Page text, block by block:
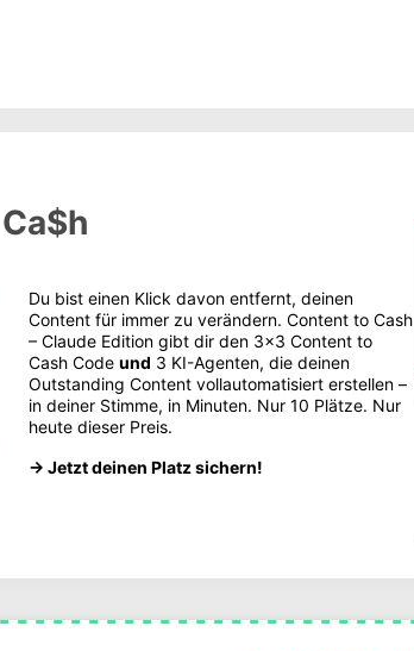
Du bist einen Klick davon entfernt, deinen
Content für immer zu verändern. Content to Cash
– Claude Edition gibt dir den 3x3 Content to
Cash Code und 3 KI-Agenten, die deinen
Outstanding Content vollautomatisiert erstellen –
in deiner Stimme, in Minuten. Nur 10 Plätze. Nur
heute dieser Preis.
→ Jetzt deinen Platz sichern!